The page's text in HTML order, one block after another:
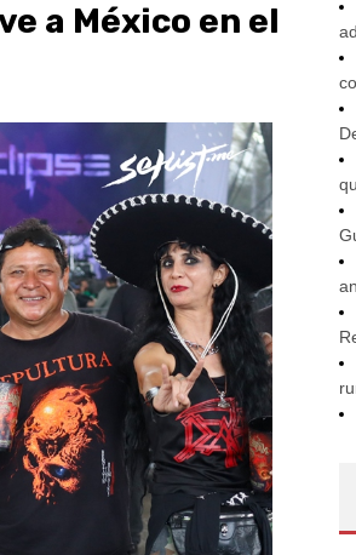
a México en el